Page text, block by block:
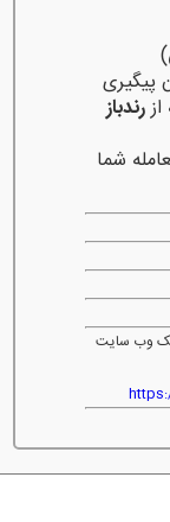
ازرندباز
شما
وب سایت